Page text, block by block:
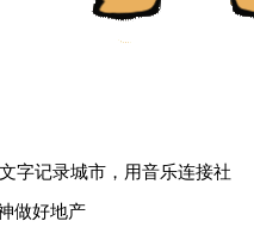
字记录城市，用音乐连接社
做好地产